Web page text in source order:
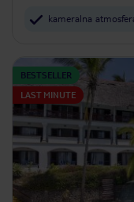
kameralna
BESTSELLER
LAST MINUTE